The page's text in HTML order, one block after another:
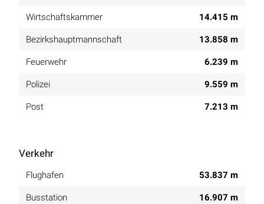
Wirtschaftskammer 14.415 m
Bezirkshauptmannschaft 13.858 m
Feuerwehr 6.239 m
Polizei 9.559 m
Post 7.213 m
Verkehr
Flughafen 53.837 m
Busstation 16.907 m